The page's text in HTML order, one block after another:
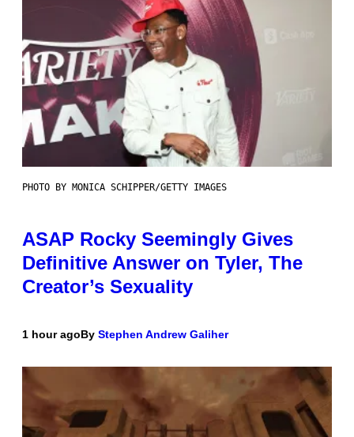
PHOTO BY MONICA SCHIPPER/GETTY IMAGES
ASAP Rocky Seemingly Gives
Definitive Answer on Tyler, The
Creator’s Sexuality
1 hour agoBy Stephen Andrew Galiher